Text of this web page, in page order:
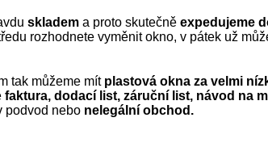
skladem a proto skutečně expedujeme
rozhodnete vyměnit okno, v pátek už
tak můžeme mít plastová okna za velmi
faktura, dodací list, záruční list, návod na
podvod nebo nelegální obchod.